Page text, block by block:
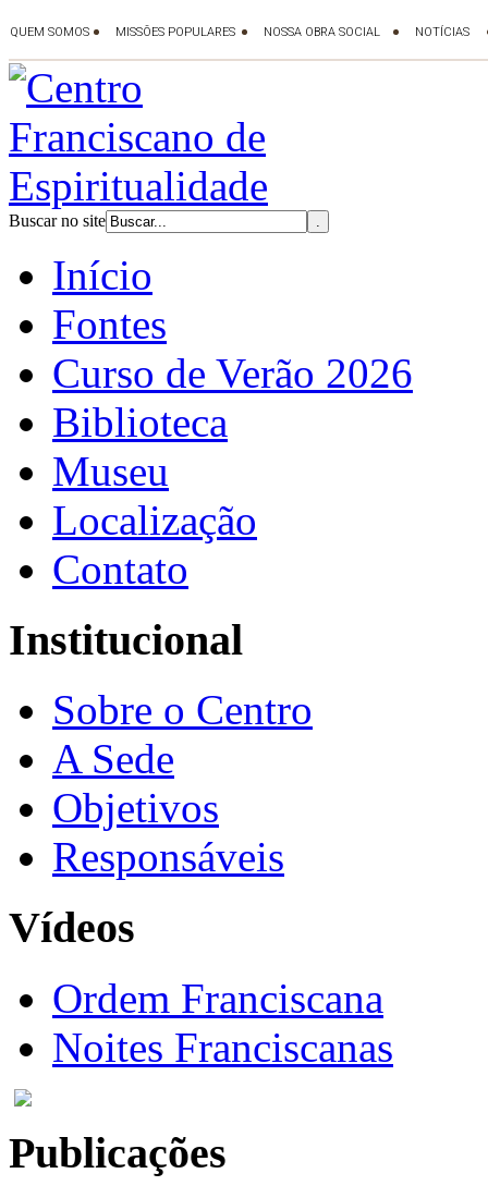
Buscar no site
Início
Fontes
Curso de Verão 2026
Biblioteca
Museu
Localização
Contato
Institucional
Sobre o Centro
A Sede
Objetivos
Responsáveis
Vídeos
Ordem Franciscana
Noites Franciscanas
Publicações